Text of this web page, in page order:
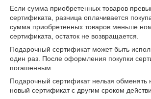
Если сумма приобретенных товаров
сертификата, разница оплачивается
сумма приобретенных товаров меньше
сертификата, остаток не возвращается.
Подарочный сертификат может быть
один раз. После оформления покупки
погашенным.
Подарочный сертификат нельзя обменять
новый сертификат с другим сроком